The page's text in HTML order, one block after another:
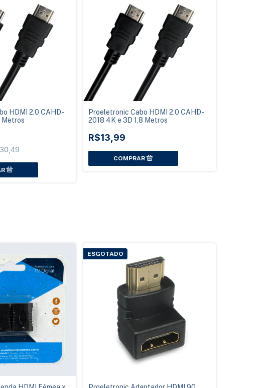
HDMI 2.0 CAHD-
Proeletronic Cabo HDMI 2.0 CAHD-
2018 4K e 3D 1,8 Metros
R$13,99
ESGOTADO